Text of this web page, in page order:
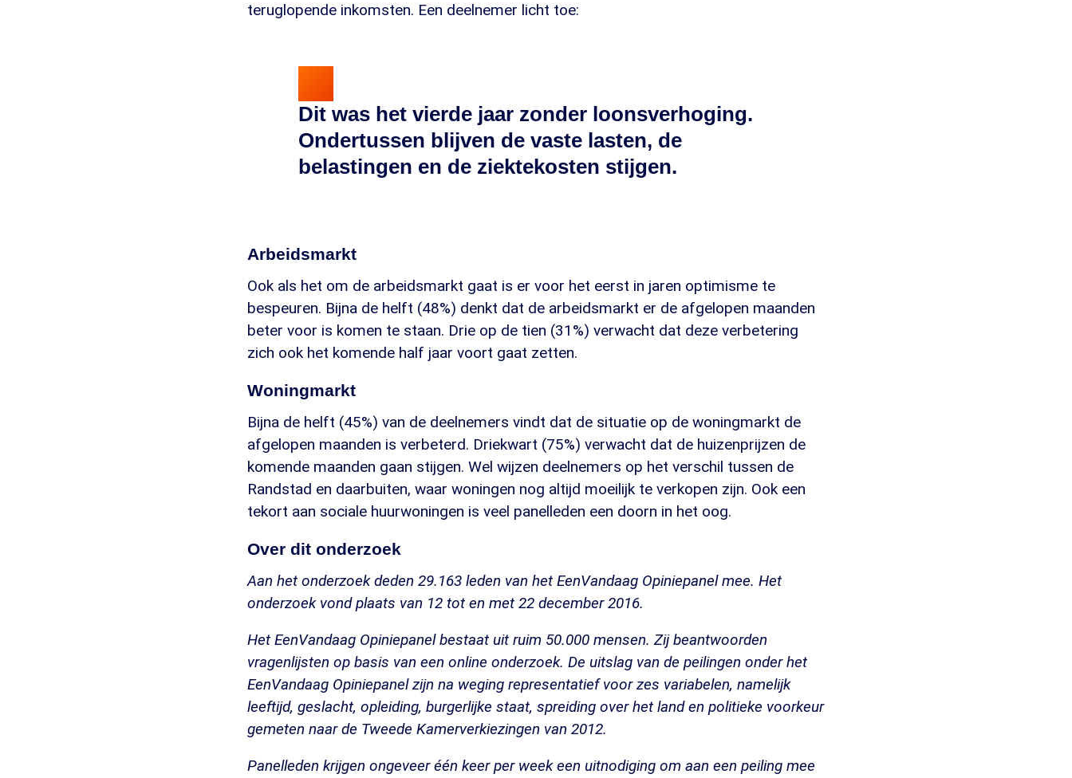
teruglopende inkomsten. Een deelnemer licht toe:
Dit was het vierde jaar zonder loonsverhoging.
Ondertussen blijven de vaste lasten, de
belastingen en de ziektekosten stijgen.
Arbeidsmarkt
Ook als het om de arbeidsmarkt gaat is er voor het eerst in jaren optimisme te
bespeuren. Bijna de helft (48%) denkt dat de arbeidsmarkt er de afgelopen maanden
beter voor is komen te staan. Drie op de tien (31%) verwacht dat deze verbetering
zich ook het komende half jaar voort gaat zetten.
Woningmarkt
Bijna de helft (45%) van de deelnemers vindt dat de situatie op de woningmarkt de
afgelopen maanden is verbeterd. Driekwart (75%) verwacht dat de huizenprijzen de
komende maanden gaan stijgen. Wel wijzen deelnemers op het verschil tussen de
Randstad en daarbuiten, waar woningen nog altijd moeilijk te verkopen zijn. Ook een
tekort aan sociale huurwoningen is veel panelleden een doorn in het oog.
Over dit onderzoek
Aan het onderzoek deden 29.163 leden van het EenVandaag Opiniepanel mee. Het
onderzoek vond plaats van 12 tot en met 22 december 2016.
Het EenVandaag Opiniepanel bestaat uit ruim 50.000 mensen. Zij beantwoorden
vragenlijsten op basis van een online onderzoek. De uitslag van de peilingen onder het
EenVandaag Opiniepanel zijn na weging representatief voor zes variabelen, namelijk
leeftijd, geslacht, opleiding, burgerlijke staat, spreiding over het land en politieke voorkeur
gemeten naar de Tweede Kamerverkiezingen van 2012.
Panelleden krijgen ongeveer één keer per week een uitnodiging om aan een peiling mee